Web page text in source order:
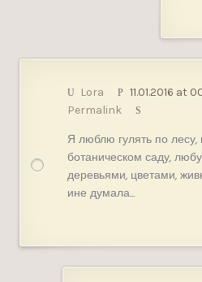
Lora
11.01.2016 at
Permalink
Я люблю гулять по лесу,
ботаническом саду,
деревьями, цветами,
ине думала…